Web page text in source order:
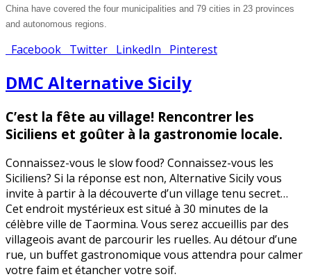
China have covered the four municipalities and 79 cities in 23 provinces
and autonomous regions.
Facebook Twitter LinkedIn Pinterest
DMC Alternative Sicily
C’est la fête au village! Rencontrer les
Siciliens et goûter à la gastronomie locale.
Connaissez-vous le slow food? Connaissez-vous les
Siciliens? Si la réponse est non, Alternative Sicily vous
invite à partir à la découverte d’un village tenu secret…
Cet endroit mystérieux est situé à 30 minutes de la
célèbre ville de Taormina. Vous serez accueillis par des
villageois avant de parcourir les ruelles. Au détour d’une
rue, un buffet gastronomique vous attendra pour calmer
votre faim et étancher votre soif.